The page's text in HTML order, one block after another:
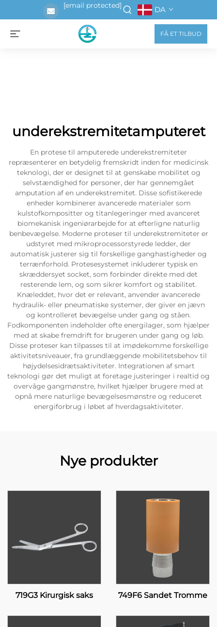
[email protected] DA
FÅ ET TILBUD
underekstremitetamputeret
En protese til amputerede underekstremiteter
repræsenterer en betydelig fremskridt inden for medicinsk
teknologi, der er designet til at genskabe mobilitet og
selvstændighed for personer, der har gennemgået
amputation af en underekstremitet. Disse sofistikerede
enheder kombinerer avancerede materialer som
kulstofkompositter og titanlegeringer med avanceret
biomekanisk ingeniørarbejde for at efterligne naturlig
benbevægelse. Moderne proteser til underekstremiteter er
udstyret med mikroprocessorstyrede ledder, der
automatisk justerer sig til forskellige ganghastigheder og
terrænforhold. Protesesystemet inkluderer typisk en
skræddersyet socket, som forbinder direkte med det
resterende lem, og som sikrer komfort og stabilitet.
Knæleddet, hvor det er relevant, anvender avancerede
hydraulik- eller pneumatiske systemer, der giver en jævn
og kontrolleret bevægelse under gang og ståen.
Fodkomponenten indeholder ofte energilager, som hjælper
med at skabe fremdrift for brugeren under gang og løb.
Disse proteser kan tilpasses til at imødekomme forskellige
aktivitetsniveauer, fra grundlæggende mobilitetsbehov til
højydelsesidrætsaktiviteter. Integrationen af smart
teknologi gør det muligt at foretage justeringer i realtid og
overvåge gangmønstre, hvilket hjælper brugere med at
opnå mere naturlige bevægelsesmønstre og reduceret
energiforbrug i løbet af hverdagsaktiviteter.
Nye produkter
719G3 Kirurgisk saks 749F6 Sandet Tromme